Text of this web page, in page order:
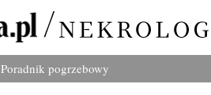
Poradnik pogrzebowy